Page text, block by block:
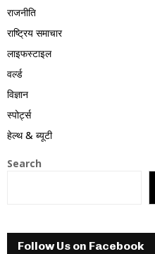
राजनीति
राष्ट्रिय समाचार
लाइफस्टाइल
वर्ल्ड
विज्ञान
स्पोर्ट्स
हेल्थ & ब्यूटी
Search
Follow Us on Facebook